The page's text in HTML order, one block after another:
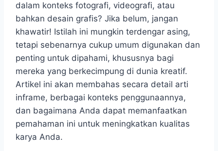
dalam konteks fotografi, videografi, atau
bahkan desain grafis? Jika belum, jangan
khawatir! Istilah ini mungkin terdengar asing,
tetapi sebenarnya cukup umum digunakan dan
penting untuk dipahami, khususnya bagi
mereka yang berkecimpung di dunia kreatif.
Artikel ini akan membahas secara detail arti
inframe, berbagai konteks penggunaannya,
dan bagaimana Anda dapat memanfaatkan
pemahaman ini untuk meningkatkan kualitas
karya Anda.